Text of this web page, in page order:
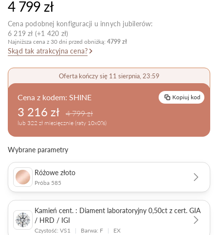
Pielęgnacja biżuterii
4 799 zł
Cena podobnej konfiguracji u innych jubilerów:
6 219 zł (+1 420 zł)
Najniższa cena z 30 dni przed obniżką: 4799 zł
Skąd tak atrakcyjna cena?
Oferta kończy się 11 sierpnia, 23:59
Cena z kodem: SHINE Kopiuj kod
3 216 zł 4 799 zł
lub 322 zł miesięcznie (raty 10x0%)
Wybrane parametry
Różowe złoto
Próba 585
Kamień cent. : Diament laboratoryjny 0,50ct z cert. GIA
/ HRD / IGI
Czystość: VS1 | Barwa: F | EX